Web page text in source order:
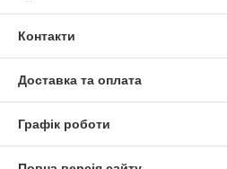
Контакти
Доставка та оплата
Графік роботи